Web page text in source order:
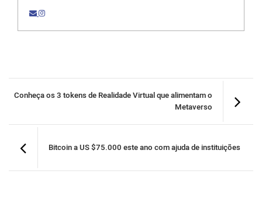
Conheça os 3 tokens de Realidade Virtual que alimentam o
Metaverso
Bitcoin a US $75.000 este ano com ajuda de instituições